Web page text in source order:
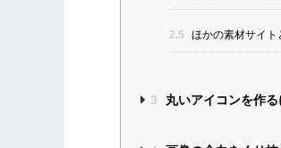
2.5 ほかの素材サイト
3 丸いアイコンを作る